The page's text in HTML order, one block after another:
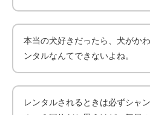
本当の犬好きだったら、犬がか
ンタルなんてできないよね。
レンタルされるときは必ずシャ